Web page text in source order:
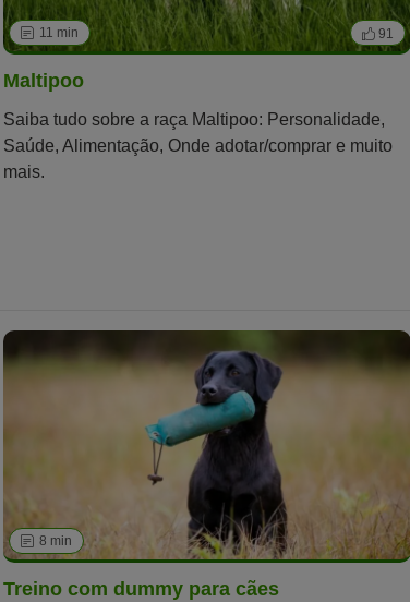
11 min 91
Maltipoo
Saiba tudo sobre a raça Maltipoo: Personalidade,
Saúde, Alimentação, Onde adotar/comprar e muito
mais.
8 min
Treino com dummy para cães